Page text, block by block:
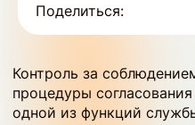
Поделиться:
Контроль за
процедуры
одной из функций